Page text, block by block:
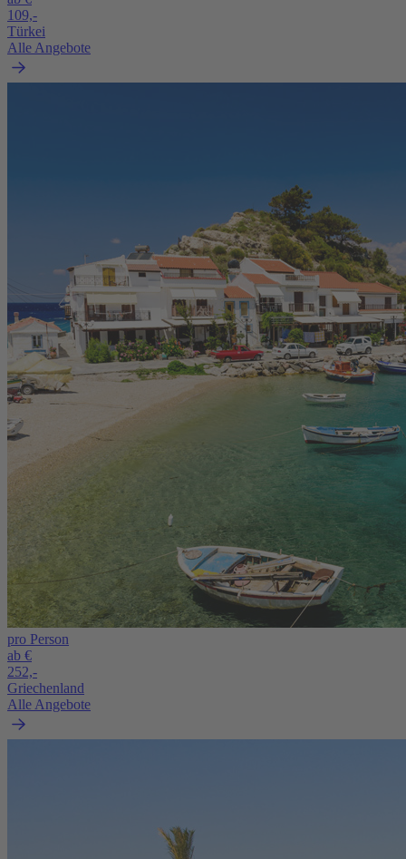
109,-
Türkei
Alle Angebote
pro Person
ab €
252,-
Griechenland
Alle Angebote